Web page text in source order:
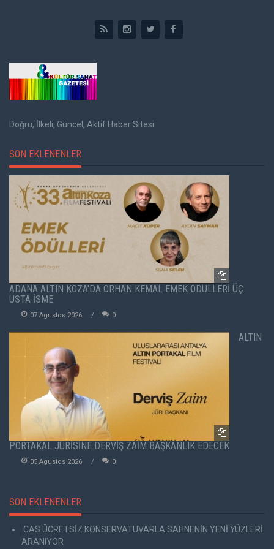
Doğru, İlkeli, Güncel, Aktif Haber Sitesi
SON EKLENENLER
ADANA ALTIN KOZA'DA ORHAN KEMAL EMEK ÖDÜLLERİ ÜÇ
USTA İSME
07 Agustos 2026 0
ALTIN
PORTAKAL JÜRİSİNE DERVİŞ ZAİM BAŞKANLIK EDECEK
05 Agustos 2026 0
SON EKLENENLER
CAS ÜCRETSİZ KONSERVATUVARLA SAHNENİN YENİ YÜZLERİ
ARANIYOR